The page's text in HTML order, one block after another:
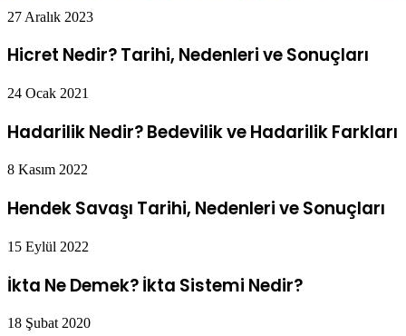
27 Aralık 2023
Hicret Nedir? Tarihi, Nedenleri ve Sonuçları
24 Ocak 2021
Hadarilik Nedir? Bedevilik ve Hadarilik Farkları
8 Kasım 2022
Hendek Savaşı Tarihi, Nedenleri ve Sonuçları
15 Eylül 2022
İkta Ne Demek? İkta Sistemi Nedir?
18 Şubat 2020